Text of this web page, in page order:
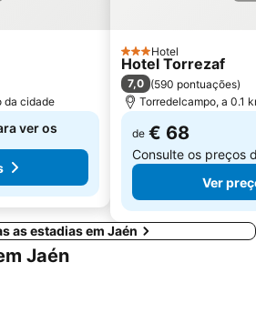
da cidade
ver os
3 Estrelas
Hotel
Hotel Torrezaf
7,0 (590 pontuações)
Torredelcampo, a 0.1
de € 68
Consulte os preços
Ver
as estadias em Jaén
Jaén